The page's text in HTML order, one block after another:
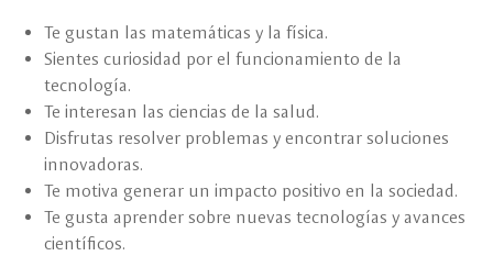
Te gustan las matemáticas y la física.
Sientes curiosidad por el funcionamiento de la
tecnología.
Te interesan las ciencias de la salud.
Disfrutas resolver problemas y encontrar soluciones
innovadoras.
Te motiva generar un impacto positivo en la sociedad.
Te gusta aprender sobre nuevas tecnologías y avances
científicos.